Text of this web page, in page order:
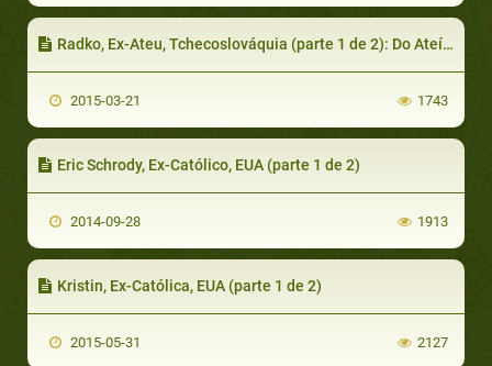
Radko, Ex-Ateu, Tchecoslováquia (parte 1 de 2): Do Ateísmo ao Cristianismo
2015-03-21 1743
Eric Schrody, Ex-Católico, EUA (parte 1 de 2)
2014-09-28 1913
Kristin, Ex-Católica, EUA (parte 1 de 2)
2015-05-31 2127